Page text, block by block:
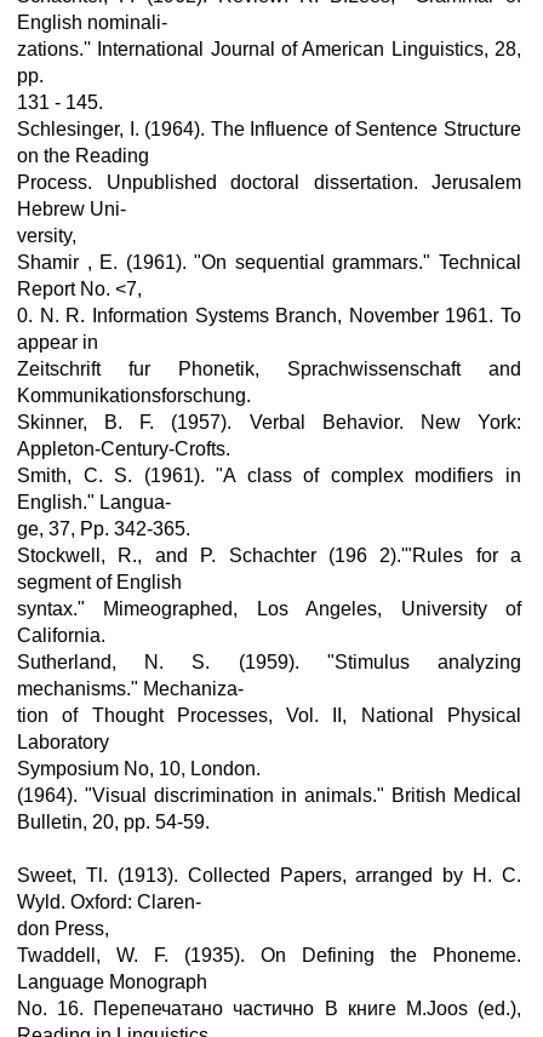
English nominali-
zations.'' International Journal of American Linguistics, 28,
pp.
131 - 145.
Schlesinger, I. (1964). The Influence of Sentence Structure
on the Reading
Process. Unpublished doctoral dissertation. Jerusalem
Hebrew Uni-
versity,
Shamir , E. (1961). "On sequential grammars." Technical
Report No. <7,
0. N. R. Information Systems Branch, November 1961. To
appear in
Zeitschrift fur Phonetik, Sprachwissenschaft and
Kommunikationsforschung.
Skinner, B. F. (1957). Verbal Behavior. New York:
Appleton-Century-Crofts.
Smith, C. S. (1961). "A class of complex modifiers in
English." Langua-
ge, 37, Pp. 342-365.
Stockwell, R., and P. Schachter (196 2).'"Rules for a
segment of English
syntax." Mimeographed, Los Angeles, University of
California.
Sutherland, N. S. (1959). "Stimulus analyzing
mechanisms." Mechaniza-
tion of Thought Processes, Vol. II, National Physical
Laboratory
Symposium No, 10, London.
(1964). "Visual discrimination in animals." British Medical
Bulletin, 20, pp. 54-59.
Sweet, Tl. (1913). Collected Papers, arranged by H. C.
Wyld. Oxford: Claren-
don Press,
Twaddell, W. F. (1935). On Defining the Phoneme.
Language Monograph
No. 16. Перепечатано частично В книге M.Joos (ed.),